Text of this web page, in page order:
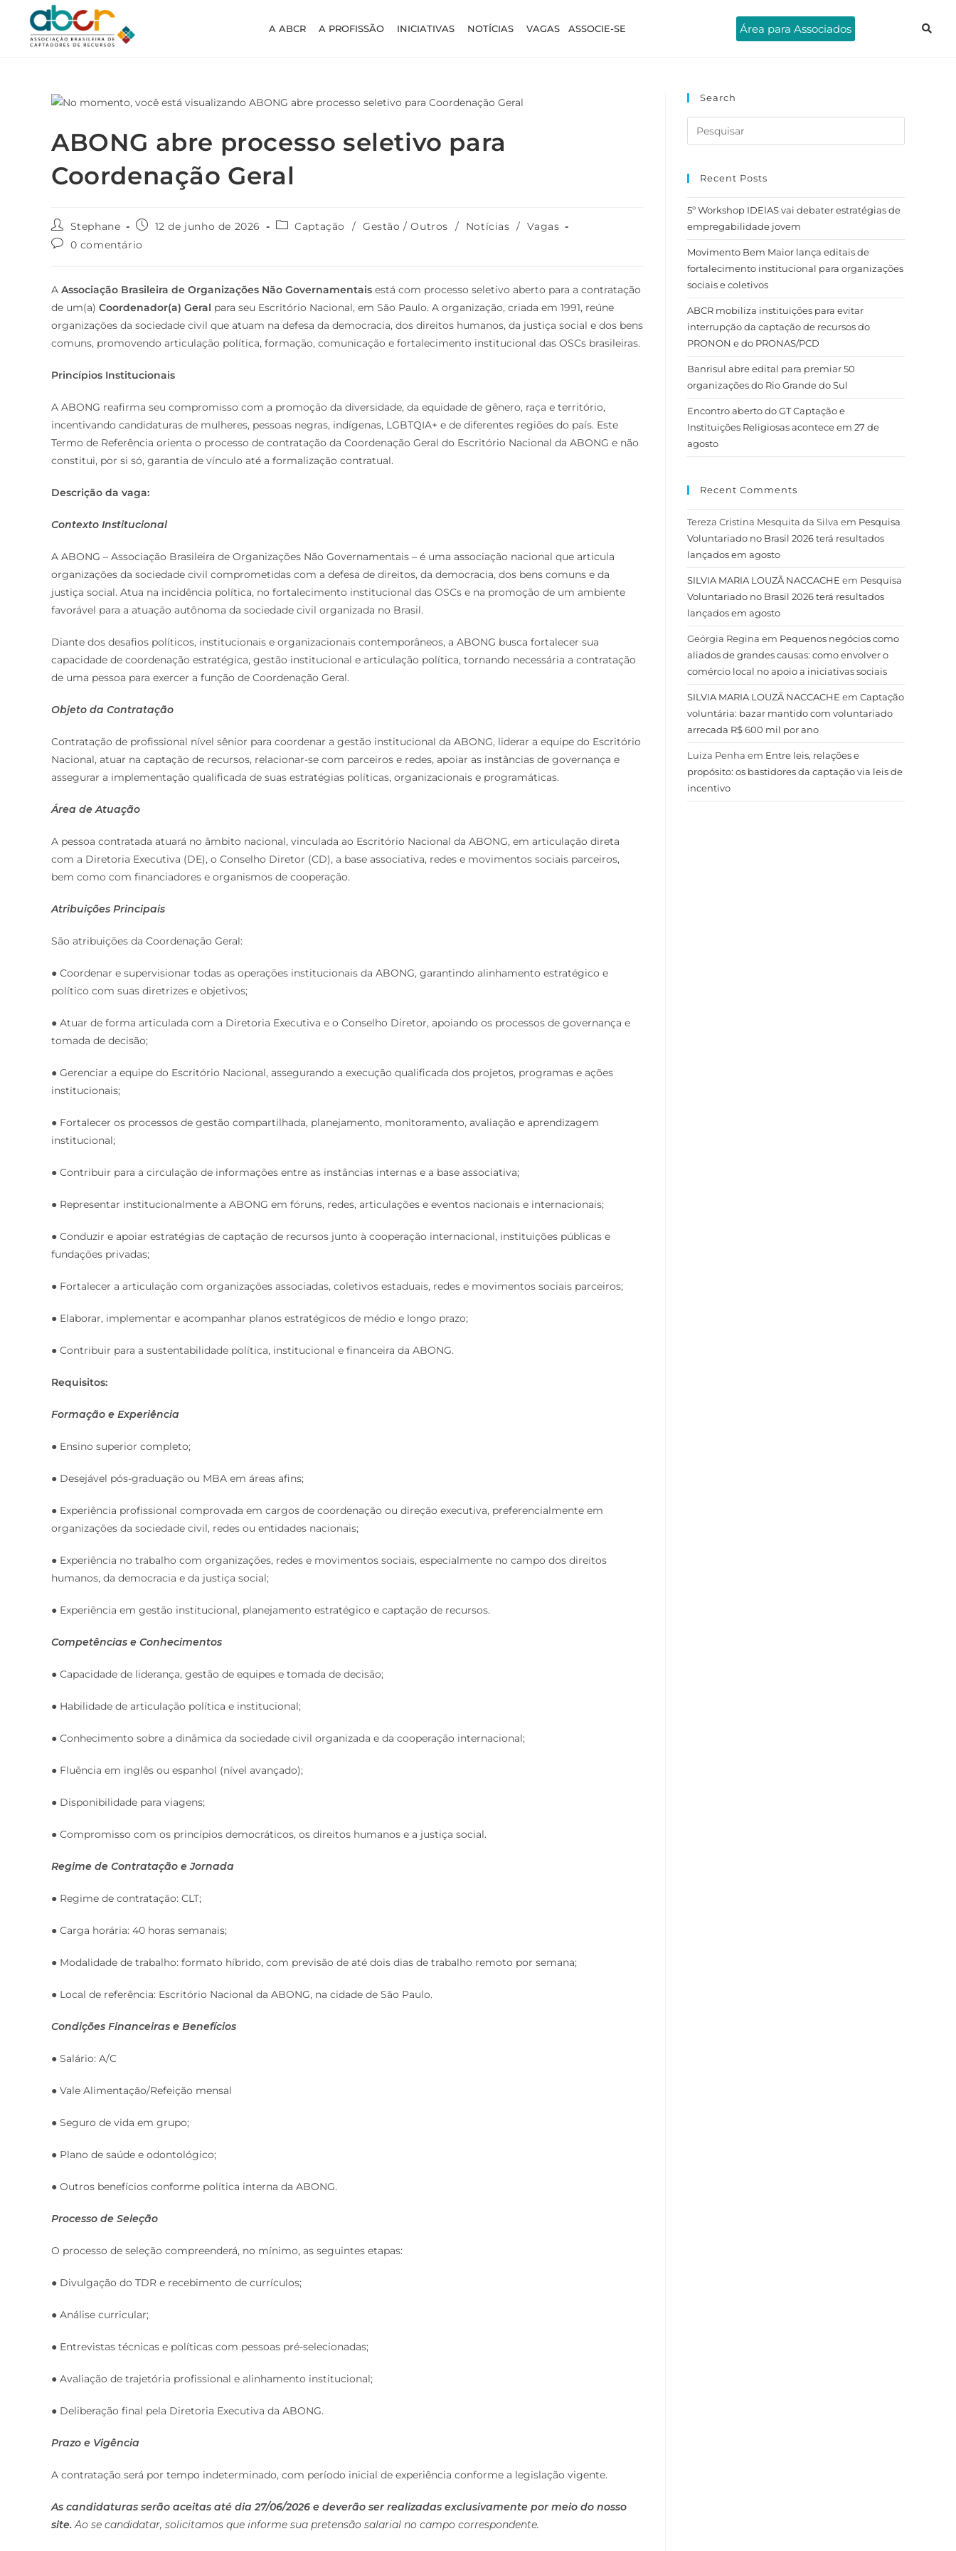
A ABCR A PROFISSÃO INICIATIVAS NOTÍCIAS VAGAS ASSOCIE-SE Área para Associados
ABONG abre processo seletivo para
Coordenação Geral
Stephane 12 de junho de 2026 Captação / Gestão / Outros / Notícias / Vagas
0 comentário
A Associação Brasileira de Organizações Não Governamentais está com processo seletivo aberto para a contratação
de um(a) Coordenador(a) Geral para seu Escritório Nacional, em São Paulo. A organização, criada em 1991, reúne
organizações da sociedade civil que atuam na defesa da democracia, dos direitos humanos, da justiça social e dos bens
comuns, promovendo articulação política, formação, comunicação e fortalecimento institucional das OSCs brasileiras.
Princípios Institucionais
A ABONG reafirma seu compromisso com a promoção da diversidade, da equidade de gênero, raça e território,
incentivando candidaturas de mulheres, pessoas negras, indígenas, LGBTQIA+ e de diferentes regiões do país. Este
Termo de Referência orienta o processo de contratação da Coordenação Geral do Escritório Nacional da ABONG e não
constitui, por si só, garantia de vínculo até a formalização contratual.
Descrição da vaga:
Contexto Institucional
A ABONG – Associação Brasileira de Organizações Não Governamentais – é uma associação nacional que articula
organizações da sociedade civil comprometidas com a defesa de direitos, da democracia, dos bens comuns e da
justiça social. Atua na incidência política, no fortalecimento institucional das OSCs e na promoção de um ambiente
favorável para a atuação autônoma da sociedade civil organizada no Brasil.
Diante dos desafios políticos, institucionais e organizacionais contemporâneos, a ABONG busca fortalecer sua
capacidade de coordenação estratégica, gestão institucional e articulação política, tornando necessária a contratação
de uma pessoa para exercer a função de Coordenação Geral.
Objeto da Contratação
Contratação de profissional nível sênior para coordenar a gestão institucional da ABONG, liderar a equipe do Escritório
Nacional, atuar na captação de recursos, relacionar-se com parceiros e redes, apoiar as instâncias de governança e
assegurar a implementação qualificada de suas estratégias políticas, organizacionais e programáticas.
Área de Atuação
A pessoa contratada atuará no âmbito nacional, vinculada ao Escritório Nacional da ABONG, em articulação direta
com a Diretoria Executiva (DE), o Conselho Diretor (CD), a base associativa, redes e movimentos sociais parceiros,
bem como com financiadores e organismos de cooperação.
Atribuições Principais
São atribuições da Coordenação Geral:
● Coordenar e supervisionar todas as operações institucionais da ABONG, garantindo alinhamento estratégico e
político com suas diretrizes e objetivos;
● Atuar de forma articulada com a Diretoria Executiva e o Conselho Diretor, apoiando os processos de governança e
tomada de decisão;
● Gerenciar a equipe do Escritório Nacional, assegurando a execução qualificada dos projetos, programas e ações
institucionais;
● Fortalecer os processos de gestão compartilhada, planejamento, monitoramento, avaliação e aprendizagem
institucional;
● Contribuir para a circulação de informações entre as instâncias internas e a base associativa;
● Representar institucionalmente a ABONG em fóruns, redes, articulações e eventos nacionais e internacionais;
● Conduzir e apoiar estratégias de captação de recursos junto à cooperação internacional, instituições públicas e
fundações privadas;
● Fortalecer a articulação com organizações associadas, coletivos estaduais, redes e movimentos sociais parceiros;
● Elaborar, implementar e acompanhar planos estratégicos de médio e longo prazo;
● Contribuir para a sustentabilidade política, institucional e financeira da ABONG.
Requisitos:
Formação e Experiência
● Ensino superior completo;
● Desejável pós-graduação ou MBA em áreas afins;
● Experiência profissional comprovada em cargos de coordenação ou direção executiva, preferencialmente em
organizações da sociedade civil, redes ou entidades nacionais;
● Experiência no trabalho com organizações, redes e movimentos sociais, especialmente no campo dos direitos
humanos, da democracia e da justiça social;
● Experiência em gestão institucional, planejamento estratégico e captação de recursos.
Competências e Conhecimentos
● Capacidade de liderança, gestão de equipes e tomada de decisão;
● Habilidade de articulação política e institucional;
● Conhecimento sobre a dinâmica da sociedade civil organizada e da cooperação internacional;
● Fluência em inglês ou espanhol (nível avançado);
● Disponibilidade para viagens;
● Compromisso com os princípios democráticos, os direitos humanos e a justiça social.
Regime de Contratação e Jornada
● Regime de contratação: CLT;
● Carga horária: 40 horas semanais;
● Modalidade de trabalho: formato híbrido, com previsão de até dois dias de trabalho remoto por semana;
● Local de referência: Escritório Nacional da ABONG, na cidade de São Paulo.
Condições Financeiras e Benefícios
● Salário: A/C
● Vale Alimentação/Refeição mensal
● Seguro de vida em grupo;
● Plano de saúde e odontológico;
● Outros benefícios conforme política interna da ABONG.
Processo de Seleção
O processo de seleção compreenderá, no mínimo, as seguintes etapas:
● Divulgação do TDR e recebimento de currículos;
● Análise curricular;
● Entrevistas técnicas e políticas com pessoas pré-selecionadas;
● Avaliação de trajetória profissional e alinhamento institucional;
● Deliberação final pela Diretoria Executiva da ABONG.
Prazo e Vigência
A contratação será por tempo indeterminado, com período inicial de experiência conforme a legislação vigente.
As candidaturas serão aceitas até dia 27/06/2026 e deverão ser realizadas exclusivamente por meio do nosso
site.Ao se candidatar, solicitamos que informe sua pretensão salarial no campo correspondente.
Search
Recent Posts
5º Workshop IDEIAS vai debater estratégias de
empregabilidade jovem
Movimento Bem Maior lança editais de
fortalecimento institucional para organizações
sociais e coletivos
ABCR mobiliza instituições para evitar
interrupção da captação de recursos do
PRONON e do PRONAS/PCD
Banrisul abre edital para premiar 50
organizações do Rio Grande do Sul
Encontro aberto do GT Captação e
Instituições Religiosas acontece em 27 de
agosto
Recent Comments
Tereza Cristina Mesquita da Silva em Pesquisa
Voluntariado no Brasil 2026 terá resultados
lançados em agosto
SILVIA MARIA LOUZÃ NACCACHE em Pesquisa
Voluntariado no Brasil 2026 terá resultados
lançados em agosto
Geórgia Regina em Pequenos negócios como
aliados de grandes causas: como envolver o
comércio local no apoio a iniciativas sociais
SILVIA MARIA LOUZÃ NACCACHE em Captação
voluntária: bazar mantido com voluntariado
arrecada R$ 600 mil por ano
Luiza Penha em Entre leis, relações e
propósito: os bastidores da captação via leis de
incentivo